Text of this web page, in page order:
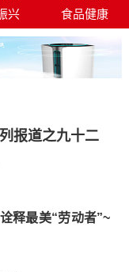
兴 食品健康
报道之九十二
释最美“劳动者”~